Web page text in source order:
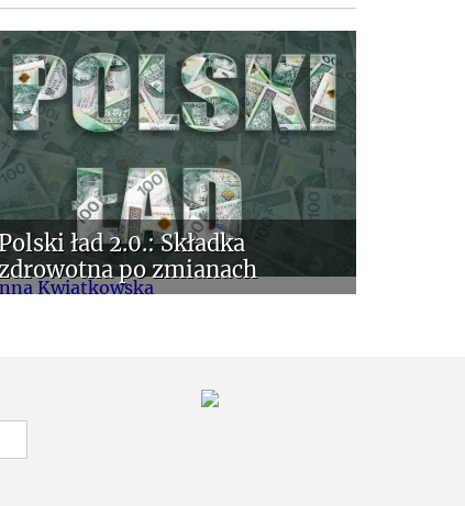
Kwiatkowska
Polski ład 2.0.: Składka
po zmianach